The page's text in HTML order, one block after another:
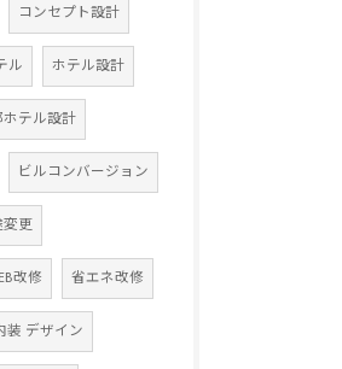
コンセプト設計
ル ホテル設計
テル設計
ビルコンバージョン
更
改修 省エネ改修
装 デザイン